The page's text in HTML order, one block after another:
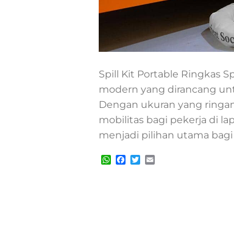
Spill Kit Portable Ringkas
modern yang dirancang
Dengan ukuran yang
mobilitas bagi pekerja di
menjadi pilihan utama
WhatsApp
Facebook
Twitter